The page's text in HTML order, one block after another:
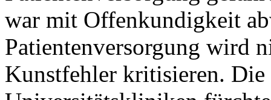
war mit Offenkundigkeit
Patientenversorgung wird
Kunstfehler kritisieren. Die